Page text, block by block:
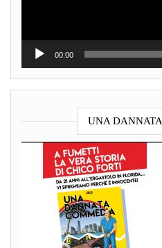
00:00
UNA